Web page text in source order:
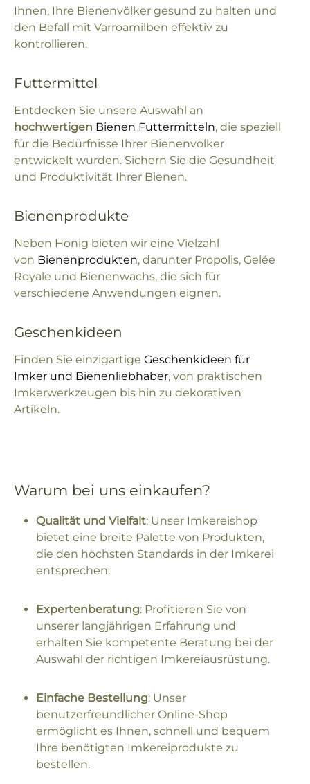
Ihnen, Ihre Bienenvölker gesund zu halten und
den Befall mit Varroamilben effektiv zu
kontrollieren.
Futtermittel
Entdecken Sie unsere Auswahl an
hochwertigen Bienen Futtermitteln, die speziell
für die Bedürfnisse Ihrer Bienenvölker
entwickelt wurden. Sichern Sie die Gesundheit
und Produktivität Ihrer Bienen.
Bienenprodukte
Neben Honig bieten wir eine Vielzahl
von Bienenprodukten, darunter Propolis, Gelée
Royale und Bienenwachs, die sich für
verschiedene Anwendungen eignen.
Geschenkideen
Finden Sie einzigartige Geschenkideen für
Imker und Bienenliebhaber, von praktischen
Imkerwerkzeugen bis hin zu dekorativen
Artikeln.
Warum bei uns einkaufen?
Qualität und Vielfalt: Unser Imkereishop
bietet eine breite Palette von Produkten,
die den höchsten Standards in der Imkerei
entsprechen.
Expertenberatung: Profitieren Sie von
unserer langjährigen Erfahrung und
erhalten Sie kompetente Beratung bei der
Auswahl der richtigen Imkereiausrüstung.
Einfache Bestellung: Unser
benutzerfreundlicher Online-Shop
ermöglicht es Ihnen, schnell und bequem
Ihre benötigten Imkereiprodukte zu
bestellen.